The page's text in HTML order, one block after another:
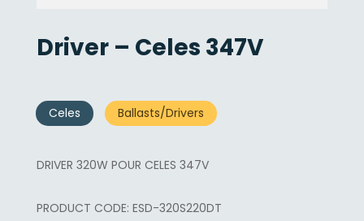
Driver – Celes 347V
Celes Ballasts/Drivers
DRIVER 320W POUR CELES 347V
ESD-320S220DT